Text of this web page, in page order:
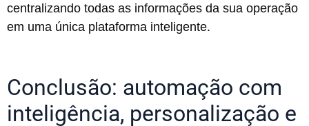
centralizando todas as informações da sua operação
em uma única plataforma inteligente.
Conclusão: automação com
inteligência, personalização e